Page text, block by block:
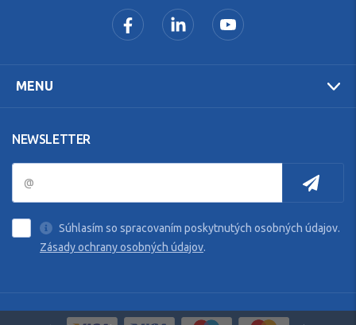
MENU
NEWSLETTER
Súhlasím so spracovaním poskytnutých osobných údajov.
Zásady ochrany osobných údajov.